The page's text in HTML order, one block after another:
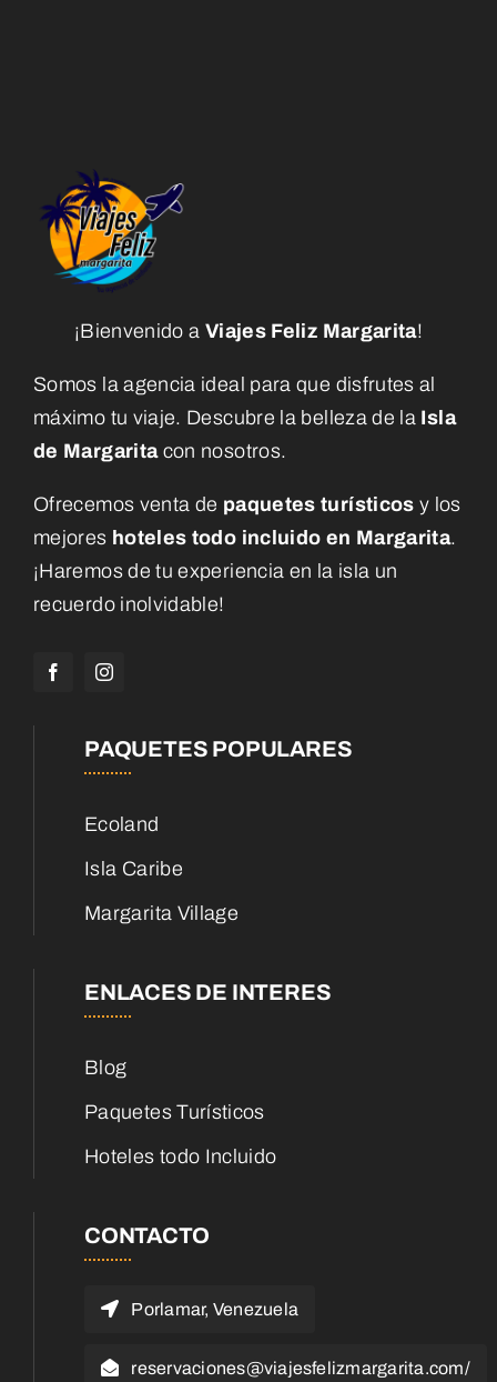
¡Bienvenido a Viajes Feliz Margarita!
Somos la agencia ideal para que disfrutes al
máximo tu viaje. Descubre la belleza de la Isla
de Margaritacon nosotros.
Ofrecemos venta de paquetes turísticos y los
mejores hoteles todo incluido en Margarita.
¡Haremos de tu experiencia en la isla un
recuerdo inolvidable!
PAQUETES POPULARES
Ecoland
Isla Caribe
Margarita Village
ENLACES DE INTERES
Blog
Paquetes Turísticos
Hoteles todo Incluido
CONTACTO
Porlamar, Venezuela
reservaciones@viajesfelizmargarita.com/